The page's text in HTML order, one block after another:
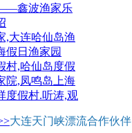
鑫波渔家乐
,大连哈仙岛渔
假日渔家园
村,哈仙岛度假
院,凤鸣岛上海
度假村.听涛,观
大连天门峡漂流合作伙伴